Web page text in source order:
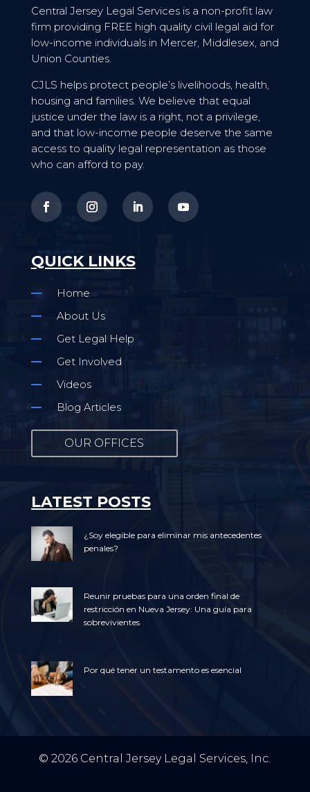
Central Jersey Legal Services is a non-profit law
firm providing FREE high quality civil legal aid for
low-income individuals in Mercer, Middlesex, and
Union Counties.
CJLS helps protect people’s livelihoods, health,
housing and families. We believe that equal
justice under the law is a right, not a privilege,
and that low-income people deserve the same
access to quality legal representation as those
who can afford to pay.
QUICK LINKS
Home
About Us
Get Legal Help
Get Involved
Videos
Blog Articles
OUR OFFICES
LATEST POSTS
¿Soy elegible para eliminar mis antecedentes
penales?
Reunir pruebas para una orden final de
restricción en Nueva Jersey: Una guía para
sobrevivientes
Por qué tener un testamento es esencial
© 2026 Central Jersey Legal Services, Inc.